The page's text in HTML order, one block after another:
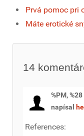
Prvá pomoc pri
Máte erotické
14
%PM,
napísal
References: